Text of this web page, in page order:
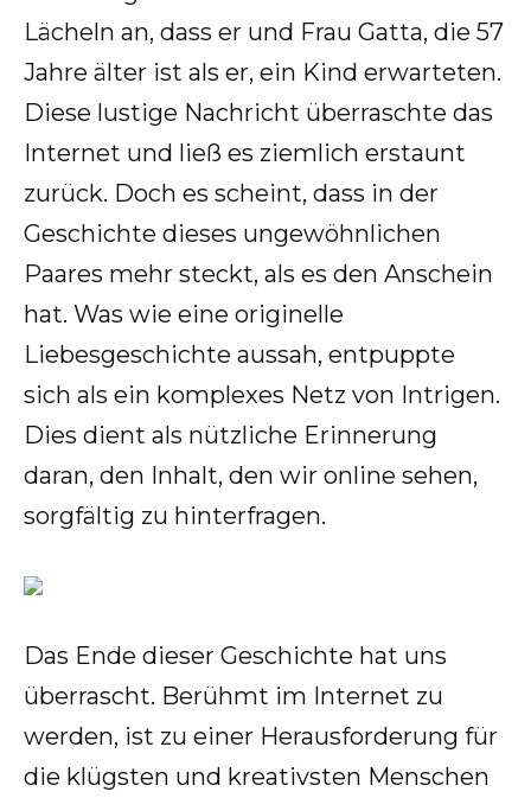
Lächeln an, dass er und Frau Gatta, die 57
Jahre älter ist als er, ein Kind erwarteten.
Diese lustige Nachricht überraschte das
Internet und ließ es ziemlich erstaunt
zurück. Doch es scheint, dass in der
Geschichte dieses ungewöhnlichen
Paares mehr steckt, als es den Anschein
hat. Was wie eine originelle
Liebesgeschichte aussah, entpuppte
sich als ein komplexes Netz von Intrigen.
Dies dient als nützliche Erinnerung
daran, den Inhalt, den wir online sehen,
sorgfältig zu hinterfragen.
Das Ende dieser Geschichte hat uns
überrascht. Berühmt im Internet zu
werden, ist zu einer Herausforderung für
die klügsten und kreativsten Menschen